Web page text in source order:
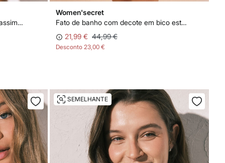
Fato de banho moldador decote assimétrico verde
Women'secret
Fato de banho com decote em bico estampado zebra
21,99 € 44,99 €
Desconto 23,00 €
SEMELHANTE